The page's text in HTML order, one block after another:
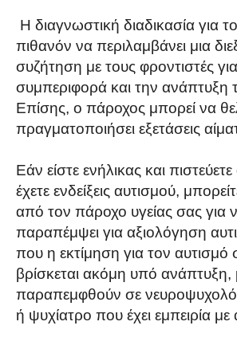
Η διαγνωστική διαδικασία για
πιθανόν να περιλαμβάνει μια
συζήτηση με τους φροντιστές
συμπεριφορά και την ανάπτυξη
Επίσης, ο πάροχος μπορεί να
πραγματοποιήσει εξετάσεις
Εάν είστε ενήλικας και
έχετε ενδείξεις αυτισμού,
από τον πάροχο υγείας σας για
παραπέμψει για αξιολόγηση
που η εκτίμηση για τον αυτισμό
βρίσκεται ακόμη υπό
παραπεμφθούν σε
ή ψυχίατρο που έχει εμπειρία με